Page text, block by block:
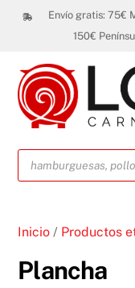
Skip
Envío gratis: 75€
150€
Búsqueda
de
productos
Inicio / Productos
Plancha